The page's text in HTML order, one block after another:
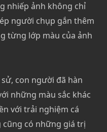
nhiếp ảnh không chỉ
người chụp gắn thêm
từng lớp màu của ảnh
con người đã hàn
những màu sắc khác
với trải nghiệm cá
có những giá trị